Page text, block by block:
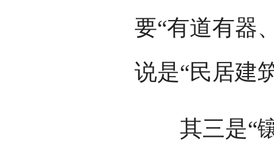
要“有道有器
说是“民居建
其三是“镶